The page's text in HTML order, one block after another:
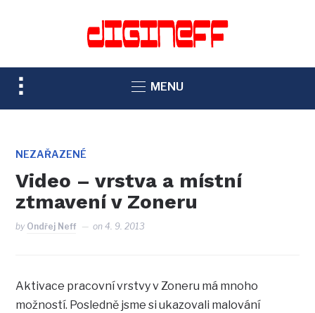
TOGGLE
SIDEBAR
NAVIGATION
MENU
NEZAŘAZENÉ
Video – vrstva a místní
ztmavení v Zoneru
by Ondřej Neff on4. 9. 2013
Aktivace pracovní vrstvy v Zoneru má mnoho
možností. Posledně jsme si ukazovali malování